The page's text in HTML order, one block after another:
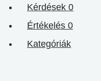
Kérdések 0
Értékelés 0
Kategóriák